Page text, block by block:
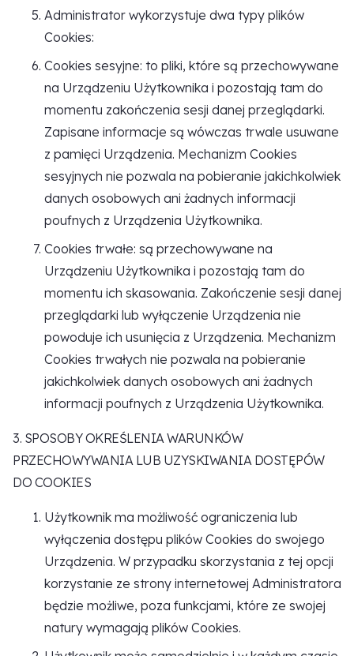
Administrator wykorzystuje dwa typy plików
Cookies:
Cookies sesyjne: to pliki, które są przechowywane
na Urządzeniu Użytkownika i pozostają tam do
momentu zakończenia sesji danej przeglądarki.
Zapisane informacje są wówczas trwale usuwane
z pamięci Urządzenia. Mechanizm Cookies
sesyjnych nie pozwala na pobieranie jakichkolwiek
danych osobowych ani żadnych informacji
poufnych z Urządzenia Użytkownika.
Cookies trwałe: są przechowywane na
Urządzeniu Użytkownika i pozostają tam do
momentu ich skasowania. Zakończenie sesji danej
przeglądarki lub wyłączenie Urządzenia nie
powoduje ich usunięcia z Urządzenia. Mechanizm
Cookies trwałych nie pozwala na pobieranie
jakichkolwiek danych osobowych ani żadnych
informacji poufnych z Urządzenia Użytkownika.
3. SPOSOBY OKREŚLENIA WARUNKÓW
PRZECHOWYWANIA LUB UZYSKIWANIA DOSTĘPÓW
DO COOKIES
Użytkownik ma możliwość ograniczenia lub
wyłączenia dostępu plików Cookies do swojego
Urządzenia. W przypadku skorzystania z tej opcji
korzystanie ze strony internetowej Administratora
będzie możliwe, poza funkcjami, które ze swojej
natury wymagają plików Cookies.